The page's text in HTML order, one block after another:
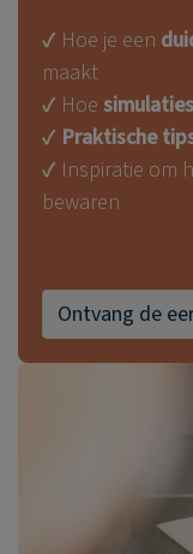
✔ Hoe je een
maakt
✔ Hoe simulaties
✔ Praktische
✔ Inspiratie om
bewaren
Ontvang de